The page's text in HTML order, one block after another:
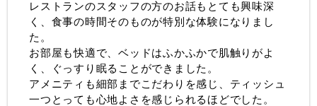
レストランのスタッフの方のお話もとても興味深
く、食事の時間そのものが特別な体験になりまし
た。
お部屋も快適で、ベッドはふかふかで肌触りがよ
く、ぐっすり眠ることができました。
アメニティも細部までこだわりを感じ、ティッシュ
一つとっても心地よさを感じられるほどでした。